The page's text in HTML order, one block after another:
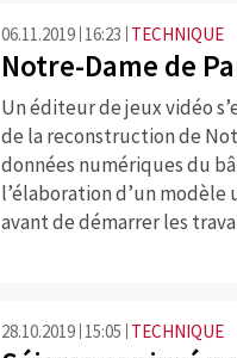
06.11.2019 16:23 TECHNIQUE
Notre-Dame de
Un éditeur de jeux vidéo
de la reconstruction de
données numériques du
l’élaboration d’un
avant de démarrer les
28.10.2019 15:05 TECHNIQUE